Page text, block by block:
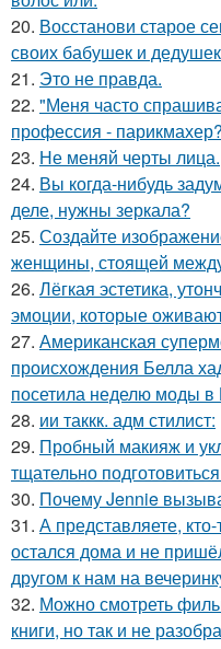
20. Восстанови старое
своих бабушек и
21. Это не правда.
22. "Меня часто
профессия - парикмахер?
23. Не меняй черты лица.
24. Вы когда-нибудь
деле, нужны зеркала?
25. Создайте
женщины, стоящей
26. Лёгкая эстетика,
эмоции, которые
27. Американская
происхождения Белла
посетила неделю моды
28. ии таккк. адм стилист:
29. Пробный макияж и
тщательно
30. Почему Jennie
31. А представляете,
остался дома и не
другом к нам на
32. Можно смотреть
книги, но так и не